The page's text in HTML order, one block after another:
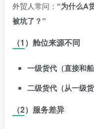
外贸人常问： “为什么A
被坑了？”
（1）舱位来源不同
一级货代（直接和船
二级货代（从一级货
（2）服务差异